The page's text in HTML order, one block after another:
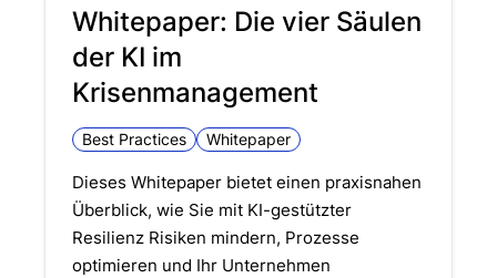
Whitepaper: Die vier Säulen
der KI im
Krisenmanagement
Best Practices Whitepaper
Dieses Whitepaper bietet einen praxisnahen
Überblick, wie Sie mit KI-gestützter
Resilienz Risiken mindern, Prozesse
optimieren und Ihr Unternehmen